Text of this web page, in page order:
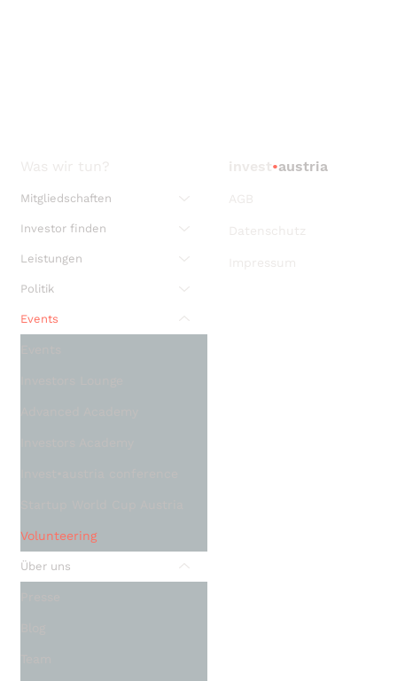
Was wir tun?
Mitgliedschaften
Investor finden
Leistungen
Politik
Events
Volunteering
Über uns
invest•austria
AGB
Datenschutz
Impressum